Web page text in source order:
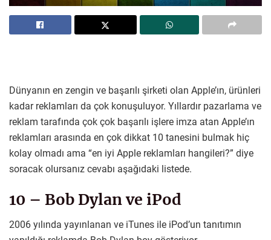
Dünyanın en zengin ve başarılı şirketi olan Apple’ın, ürünleri
kadar reklamları da çok konuşuluyor. Yıllardır pazarlama ve
reklam tarafında çok çok başarılı işlere imza atan Apple’ın
reklamları arasında en çok dikkat 10 tanesini bulmak hiç
kolay olmadı ama “en iyi Apple reklamları hangileri?” diye
soracak olursanız cevabı aşağıdaki listede.
10 – Bob Dylan ve iPod
2006 yılında yayınlanan ve iTunes ile iPod’un tanıtımın